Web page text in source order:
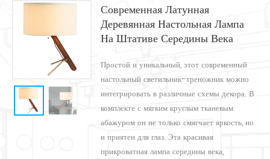
Современная Латунная
Деревянная Настольная Лампа
На Штативе Середины Века
Простой и уникальный, этот современный
настольный светильник-треножник можно
интегрировать в различные схемы декора. В
комплекте с мягким круглым тканевым
абажуром он не только смягчает яркость, но
и приятен для глаз. Эта красивая
прикроватная лампа середины века,